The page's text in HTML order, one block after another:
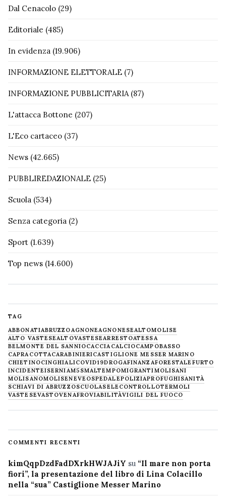
Dal Cenacolo (29)
Editoriale (485)
In evidenza (19.906)
INFORMAZIONE ELETTORALE (7)
INFORMAZIONE PUBBLICITARIA (87)
L'attacca Bottone (207)
L'Eco cartaceo (37)
News (42.665)
PUBBLIREDAZIONALE (25)
Scuola (534)
Senza categoria (2)
Sport (1.639)
Top news (14.600)
TAG
ABBONATIABRUZZOAGNONEAGNONESEALTOMOLISE
ALTO VASTESEALTOVASTESEARRESTOATESSA
BELMONTE DEL SANNIOCACCIA CALCIOCAMPOBASSO
CAPRACOTTACARABINIERICASTIGLIONE MESSER MARINO
CHIETINOCINGHIALICOVID19DROGAFINANZAFORESTALE FURTO
INCIDENTEISERNIAM5SMALTEMPOMIGRANTIMOLISANI
MOLISANOMOLISENEVE OSPEDALEPOLIZIAPROFUGHISANITÀ
SCHIAVI DI ABRUZZOSCUOLASELECONTROLLOTERMOLI
VASTESEVASTOVENAFROVIABILITÀVIGILI DEL FUOCO
COMMENTI RECENTI
kimQqpDzdFadDXrkHWJAJiY su “Il mare non porta
fiori”, la presentazione del libro di Lina Colacillo
nella “sua” Castiglione Messer Marino